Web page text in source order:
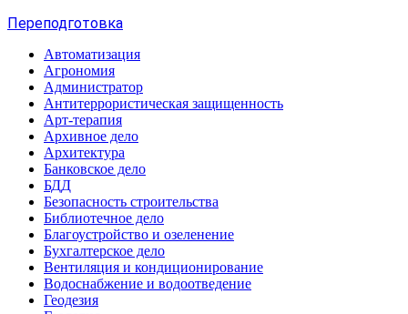
Переподготовка
Автоматизация
Агрономия
Администратор
Антитеррористическая защищенность
Арт-терапия
Архивное дело
Архитектура
Банковское дело
БДД
Безопасность строительства
Библиотечное дело
Благоустройство и озеленение
Бухгалтерское дело
Вентиляция и кондиционирование
Водоснабжение и водоотведение
Геодезия